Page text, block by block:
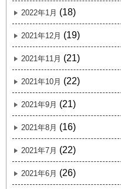
2022年1月 (18)
2021年12月 (19)
2021年11月 (21)
2021年10月 (22)
2021年9月 (21)
2021年8月 (16)
2021年7月 (22)
2021年6月 (26)